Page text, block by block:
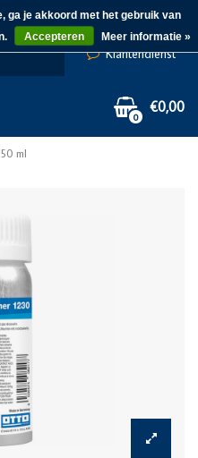
Klantendienst
0
€0,00
ml
ga je akkoord met het gebruik van
Accepteren Meer informatie »